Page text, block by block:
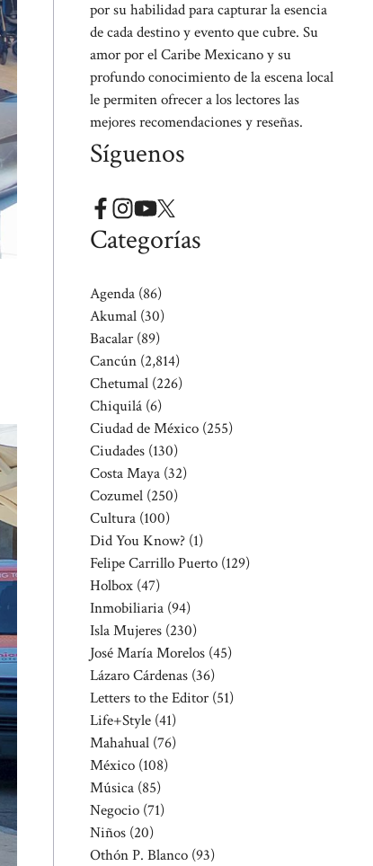
por su habilidad para capturar la esencia
de cada destino y evento que cubre. Su
amor por el Caribe Mexicano y su
profundo conocimiento de la escena local
le permiten ofrecer a los lectores las
mejores recomendaciones y reseñas.
Síguenos
Categorías
Agenda (86)
Akumal (30)
Bacalar (89)
Cancún (2,814)
Chetumal (226)
Chiquilá (6)
Ciudad de México (255)
Ciudades (130)
Costa Maya (32)
Cozumel (250)
Cultura (100)
Did You Know? (1)
Felipe Carrillo Puerto (129)
Holbox (47)
Inmobiliaria (94)
Isla Mujeres (230)
José María Morelos (45)
Lázaro Cárdenas (36)
Letters to the Editor (51)
Life+Style (41)
Mahahual (76)
México (108)
Música (85)
Negocio (71)
Niños (20)
Othón P. Blanco (93)